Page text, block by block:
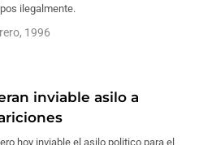
ilegalmente.
1996
inviable asilo a
hoy inviable el asilo politico para el